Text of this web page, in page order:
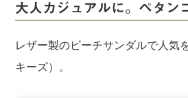
大人カジュアルに。ペタン
レザー製のビーチサンダルで人気
キーズ）。